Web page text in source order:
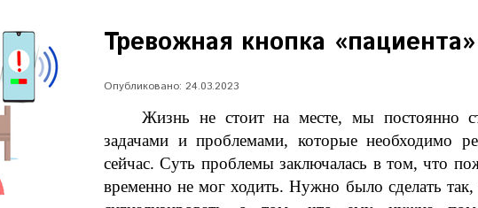
Тревожная кнопка «пациента»
Опубликовано: 24.03.2023
Жизнь не стоит на месте, мы постоянно
задачами и проблемами, которые необходимо
сейчас. Суть проблемы заключалась в том, что
временно не мог ходить. Нужно было сделать